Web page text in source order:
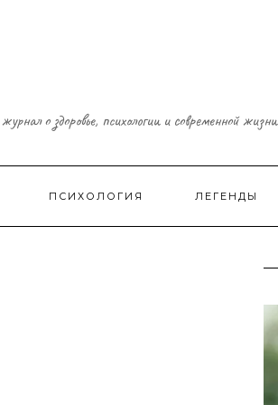
о здоровье, психологии и современной жизни
ПСИХОЛОГИЯ ЛЕГЕНДЫ